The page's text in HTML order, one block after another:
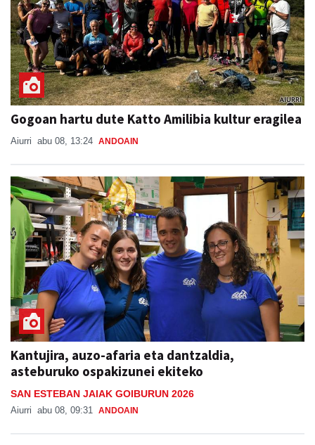
Gogoan hartu dute Katto Amilibia kultur eragilea
Aiurri abu 08, 13:24 ANDOAIN
Kantujira, auzo-afaria eta dantzaldia,
asteburuko ospakizunei ekiteko
SAN ESTEBAN JAIAK GOIBURUN 2026
Aiurri abu 08, 09:31 ANDOAIN